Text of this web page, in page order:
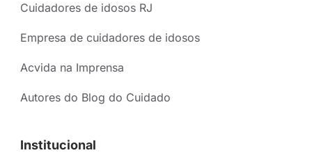
Cuidadores de idosos RJ
Empresa de cuidadores de idosos
Acvida na Imprensa
Autores do Blog do Cuidado
Institucional